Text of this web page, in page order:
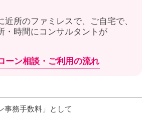
近所のファミレスで、ご自宅で、
・時間にコンサルタントが
ーン相談・ ご利用の流れ
事務手数料」として